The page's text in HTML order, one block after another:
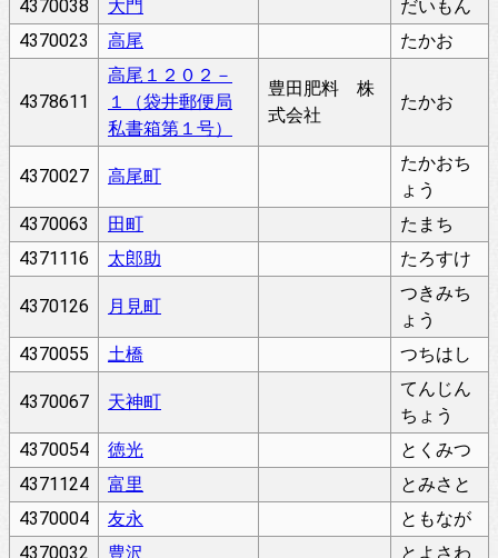
4370038 大門
だいもん
4370023
高尾 たかお
4378611
高尾１２０２－
１（袋井郵便局
私書箱第１号）
豊田肥料 株
式会社
たかお
4370027 高尾町
たかおち
ょう
4370063
田町
たまち
4371116
太郎助 たろすけ
4370126 月見町
つきみち
ょう
4370055
土橋 つちはし
4370067 天神町
てんじん
ちょう
4370054
徳光
とくみつ
4371124
富里
とみさと
4370004
友永
ともなが
4370032
豊沢 とよさわ